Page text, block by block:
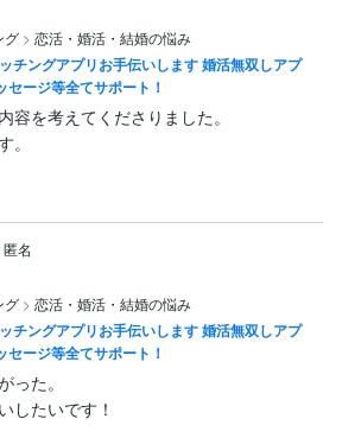
グ > 恋活・婚活・結婚の悩み
チングアプリお手伝いします 婚活無双しアプ
ージ等全てサポート！
容を考えてくださりました。
名
グ > 恋活・婚活・結婚の悩み
チングアプリお手伝いします 婚活無双しアプ
ージ等全てサポート！
った。
したいです！